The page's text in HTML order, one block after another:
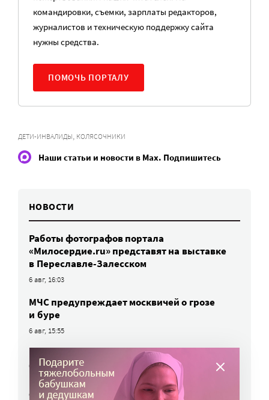
командировки, съемки, зарплаты редакторов,
журналистов и техническую поддержку сайта
нужны средства.
ПОМОЧЬ ПОРТАЛУ
ДЕТИ-ИНВАЛИДЫ, КОЛЯСОЧНИКИ
Наши статьи и новости в Max. Подпишитесь
НОВОСТИ
Работы фотографов портала
«Милосердие.ru» представят на выставке
в Переславле-Залесском
6 авг, 16:03
МЧС предупреждает москвичей о грозе
и буре
6 авг, 15:55
Победители олимпиад заняли большинство
бюджетных мест: в МГИМО предложили
пересмотреть правила приема
6 авг, 14:44